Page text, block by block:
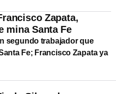
Zapata,
mina Santa Fe
segundo trabajador que
Fe; Francisco Zapata ya